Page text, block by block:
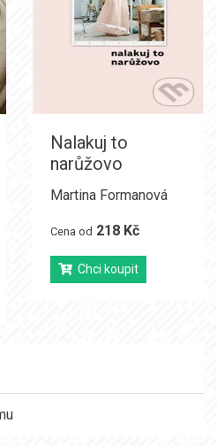
Nalakuj to
narůžovo
Martina Formanová
Cena od 218 Kč
Chci koupit